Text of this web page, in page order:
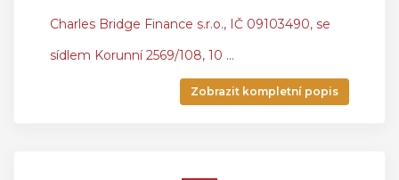
Charles Bridge Finance s.r.o., IČ 09103490, se
sídlem Korunní 2569/108, 10 ...
Zobrazit kompletní popis